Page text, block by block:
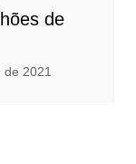
de
2021